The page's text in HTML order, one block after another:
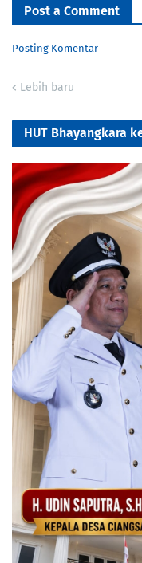
Post a Comment
Posting Komentar
Lebih baru
HUT Bhayangkara